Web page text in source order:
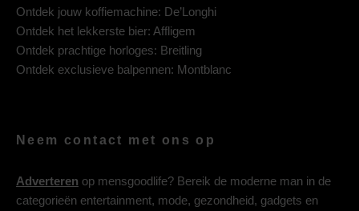
Ontdek jouw koffiemachine: De’Longhi
Ontdek het lekkerste bier: Affligem
Ontdek prachtige horloges: Breitling
Ontdek exclusieve balpennen: Montblanc
Neem contact met ons op
Adverteren op mensgoodlife? Bereik de moderne man in de
categorieën entertainment, mode, gezondheid, gadgets en